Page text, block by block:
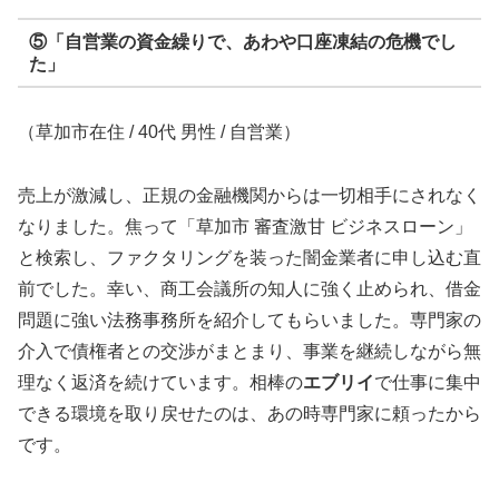
⑤「自営業の資金繰りで、あわや口座凍結の危機でし
た」
（草加市在住 / 40代 男性 / 自営業）
売上が激減し、正規の金融機関からは一切相手にされなく
なりました。焦って「草加市 審査激甘 ビジネスローン」
と検索し、ファクタリングを装った闇金業者に申し込む直
前でした。幸い、商工会議所の知人に強く止められ、借金
問題に強い法務事務所を紹介してもらいました。専門家の
介入で債権者との交渉がまとまり、事業を継続しながら無
理なく返済を続けています。相棒のエブリイで仕事に集中
できる環境を取り戻せたのは、あの時専門家に頼ったから
です。